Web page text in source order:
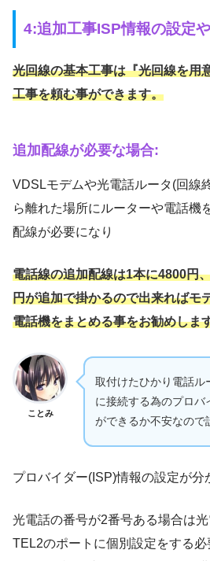
4:追加工事ISP情報の設定
光回線の基本工事は『光回線を用
工事を頼む事ができます。
追加配線が必要な場合:
VDSLモデムや光電話ルータ(回線
ら離れた場所にルーターや電話機
配線が必要になり
電話線の追加配線は1本に4800円
円が追加で掛かるので出来ればモ
電話機をまとめる事をお勧めしま
ことみ
取付けたひかり電話ル
に接続する為のプロバ
ができるか不安なので
プロバイダー(ISP)情報の設定が分
光電話の番号が2番号ある場合は光
TEL2のポートに個別設定をする